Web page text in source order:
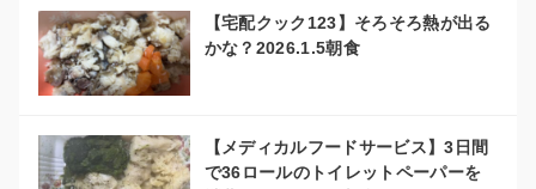
【宅配クック123】そろそろ熱が出る
かな？2026.1.5朝食
【メディカルフードサービス】3日間
で36ロールのトイレットペーパーを